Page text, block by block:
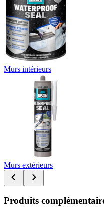
Murs intérieurs
Murs extérieurs
Produits